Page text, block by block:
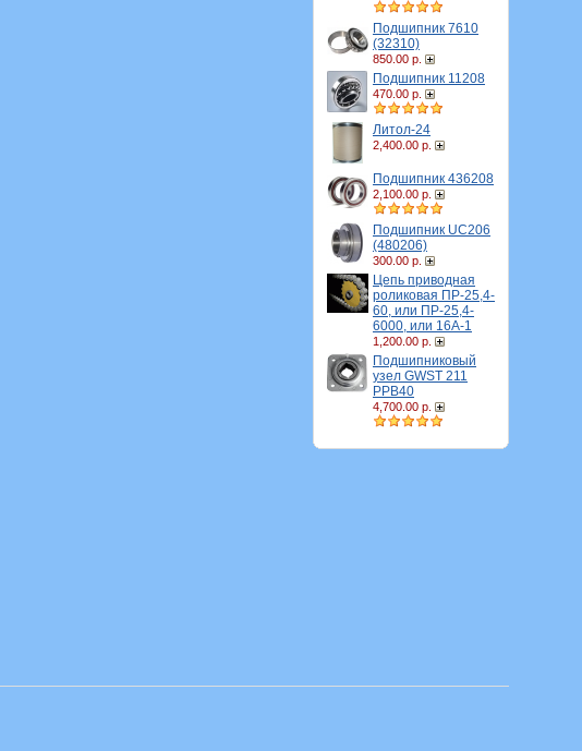
Подшипник 7610
(32310)
850.00 р.
Подшипник 11208
470.00 р.
Литол-24
2,400.00 р.
Подшипник 436208
2,100.00 р.
Подшипник UC206
(480206)
300.00 р.
Цепь приводная
роликовая ПР-25,4-
60, или ПР-25,4-
6000, или 16A-1
1,200.00 р.
Подшипниковый
узел GWST 211
PPB40
4,700.00 р.